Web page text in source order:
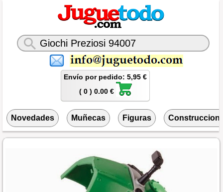
Envío por pedido: 5,95 €
( 0 ) 0.00 €
Novedades Muñecas Figuras